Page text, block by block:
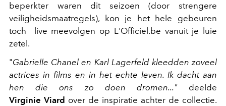
beperkter waren dit seizoen (door strengere
veiligheidsmaatregels), kon je het hele gebeuren
toch live meevolgen op L'Officiel.be vanuit je luie
zetel.
"Gabrielle Chanel en Karl Lagerfeld kleedden zoveel
actrices in films en in het echte leven. Ik dacht aan
hen die ons zo doen dromen..." deelde
Virginie Viard over de inspiratie achter de collectie.